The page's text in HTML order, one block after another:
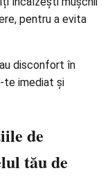
pentru a evita
disconfort în
te imediat și
de
tău de